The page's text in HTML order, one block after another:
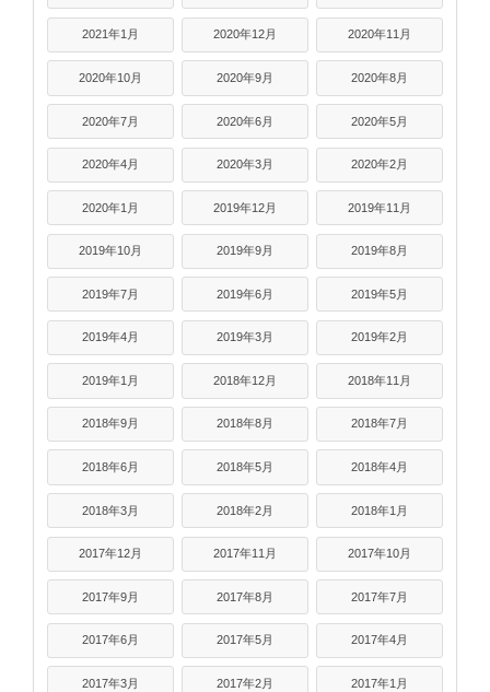
2021年1月 2020年12月 2020年11月
2020年10月 2020年9月 2020年8月
2020年7月 2020年6月 2020年5月
2020年4月 2020年3月 2020年2月
2020年1月 2019年12月 2019年11月
2019年10月 2019年9月 2019年8月
2019年7月 2019年6月 2019年5月
2019年4月 2019年3月 2019年2月
2019年1月 2018年12月 2018年11月
2018年9月 2018年8月 2018年7月
2018年6月 2018年5月 2018年4月
2018年3月 2018年2月 2018年1月
2017年12月 2017年11月 2017年10月
2017年9月 2017年8月 2017年7月
2017年6月 2017年5月 2017年4月
2017年3月 2017年2月 2017年1月